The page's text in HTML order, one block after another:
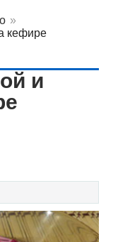
»
кефире
и